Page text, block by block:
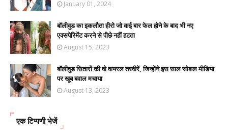
January 01, 2024
बॉलीवुड का इकलौता हीरो जो कई बार फेल होने के बाद भी नए
एक्सपेरिमेंट करने से पीछे नहीं हटता
August 15, 2023
बॉलीवुड सितारों की वो वायरल तस्वीरें, जिन्होंने इस साल सोशल मीडिया
पर खूब बवाल मचाया
August 13, 2023
एक टिप्पणी भेजें